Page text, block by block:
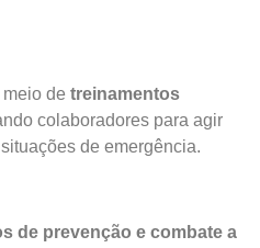
de treinamentos
colaboradores para agir
de emergência.
de prevenção e combate a